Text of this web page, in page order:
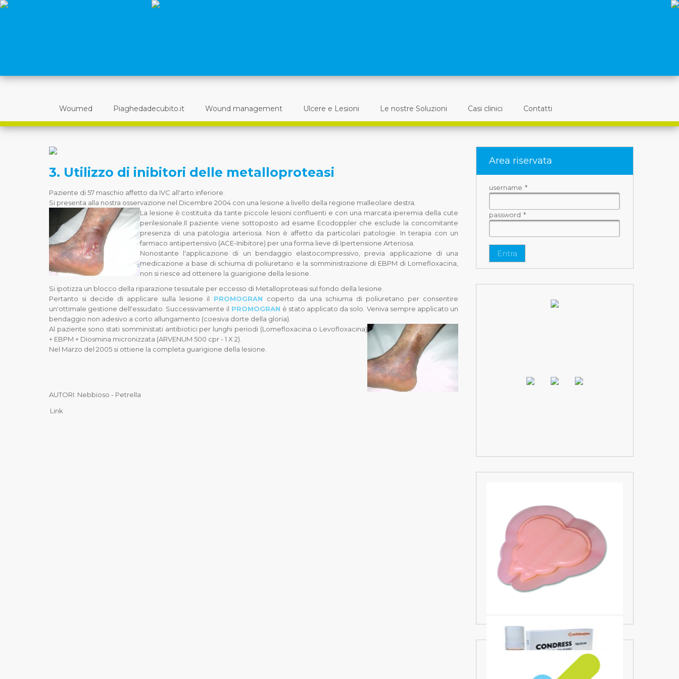
Woumed Piaghedadecubito.it Wound management Ulcere e Lesioni Le nostre Soluzioni Casi clinici Contatti
Area riservata
username *
password *
Entra
3. Utilizzo di inibitori delle metalloproteasi
Paziente di 57 maschio affetto da IVC all'arto inferiore.
Si presenta alla nostra osservazione nel Dicembre 2004 con una lesione a livello della regione malleolare destra.
La lesione è costituita da tante piccole lesioni confluenti e con una marcata iperemia della cute
perilesionale.Il paziente viene sottoposto ad esame Ecodoppler che esclude la concomitante
presenza di una patologia arteriosa. Non è affetto da particolari patologie. In terapia con un
farmaco antipertensivo (ACE-Inibitore) per una forma lieve di Ipertensione Arteriosa.
Nonostante l'applicazione di un bendaggio elastocompressivo, previa applicazione di una
medicazione a base di schiuma di poliuretano e la somministrazione di EBPM di Lomefloxacina,
non si riesce ad ottenere la guarigione della lesione.
Si ipotizza un blocco della riparazione tessutale per eccesso di Metalloproteasi sul fondo della lesione.
Pertanto si decide di applicare sulla lesione il PROMOGRAN coperto da una schiuma di poliuretano per consentire
un'ottimale gestione dell'essudato. Successivamente il PROMOGRAN è stato applicato da solo. Veniva sempre applicato un
bendaggio non adesivo a corto allungamento (coesiva dorte della gloria).
Al paziente sono stati somministati antibiotici per lunghi periodi (Lomefloxacina o Levofloxacina)
+ EBPM + Diosmina micronizzata (ARVENUM 500 cpr - 1 X 2).
Nel Marzo del 2005 si ottiene la completa guarigione della lesione.
AUTORI: Nebbioso - Petrella
Link